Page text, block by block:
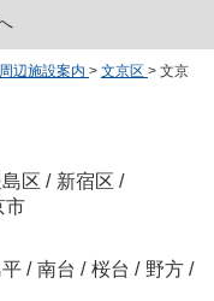
周辺施設案内 > 文京区 > 文京
区 / 新宿区 /
市
/ 南台 / 桜台 / 野方 /